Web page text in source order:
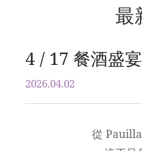
最
4 / 17 餐酒盛宴
2026.04.02
從